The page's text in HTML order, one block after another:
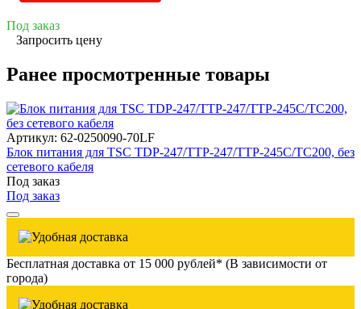
Под заказ
Запросить цену
Ранее просмотренные товары
Артикул: 62-0250090-70LF
Блок питания для TSC TDP-247/TTP-247/TTP-245C/TC200, без
сетевого кабеля
Под заказ
Под заказ
Бесплатная доставка от 15 000 рублей* (В зависимости от
города)